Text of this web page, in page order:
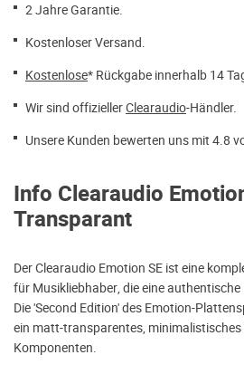
2 Jahre Garantie.
Kostenloser Versand.
Kostenlose* Rückgabe innerhalb 14
Wir sind offiziellerClearaudio-Händler.
Unsere Kunden bewerten uns mit 4.8
Info Clearaudio
Transparant
Der Clearaudio Emotion SE ist eine
für Musikliebhaber, die eine
Die 'Second Edition' des Emotion-
ein matt-transparentes, minimalistisches
Komponenten.